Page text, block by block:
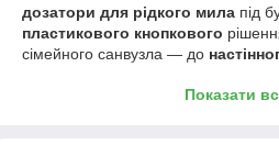
дозатори для рідкого мила під
пластикового кнопкового
сімейного санвузла — до
Для поціновувачів естетики є
Показати